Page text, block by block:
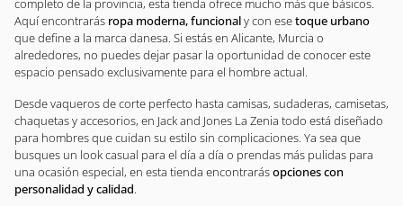
completo de la provincia, esta tienda ofrece mucho más que básicos.
Aquí encontrarás ropa moderna, funcionaly con esetoque urbano
que define a la marca danesa. Si estás en Alicante, Murcia o
alrededores, no puedes dejar pasar la oportunidad de conocer este
espacio pensado exclusivamente para el hombre actual.
Desde vaqueros de corte perfecto hasta camisas, sudaderas, camisetas,
chaquetas y accesorios, en Jack and Jones La Zenia todo está diseñado
para hombres que cuidan su estilo sin complicaciones. Ya sea que
busques un look casual para el día a día o prendas más pulidas para
una ocasión especial, en esta tienda encontrarásopciones con
personalidad y calidad.